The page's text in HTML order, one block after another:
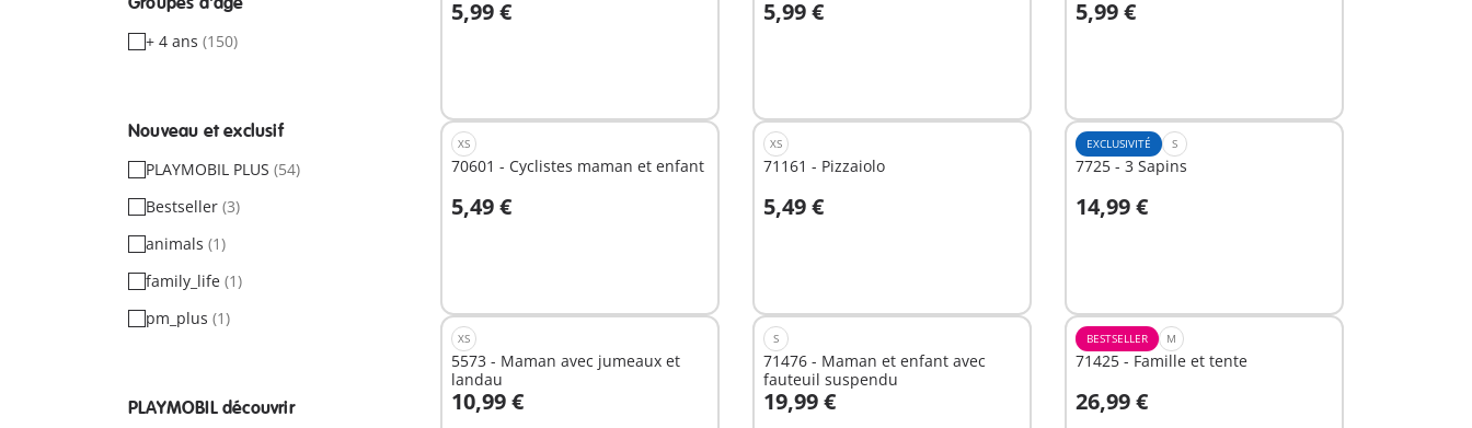
+ 4 ans (150)
Nouveau et exclusif
PLAYMOBIL PLUS (54)
Bestseller (3)
animals (1)
family_life (1)
pm_plus (1)
PLAYMOBIL découvrir
5,99 €
Au panier
5,99 €
Au panier
5,99 €
Au panier
XS
70601 - Cyclistes maman et enfant
5,49 €
Au panier
XS
71161 - Pizzaiolo
5,49 €
Au panier
EXCLUSIVITÉ S
7725 - 3 Sapins
14,99 €
Au panier
XS
5573 - Maman avec jumeaux et
landau
10,99 €
Au panier
S
71476 - Maman et enfant avec
fauteuil suspendu
19,99 €
Au panier
BESTSELLER M
71425 - Famille et tente
26,99 €
Au panier